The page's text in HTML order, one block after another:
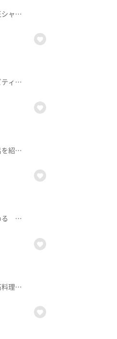
「サマースキージャンプ」など数多くの大会が開催されてきた山形市のアリオンテック蔵王シャンツェ。その裏側に森山アナウンサーが潜入。ジャンプ台に登ると、急な傾斜やその高さに驚きの連続です！2025年9月24日（水）放送
この秋おすすめ！小国町・ブナの森で楽しめるツアーをご紹介。絶景、グルメ、アクティビティなど盛りだくさんです！2025年9月10日（水）放送
ダイナミックなお風呂から家族で楽しむことができる貸切風呂まで山形県内の珍しいお風呂を紹介します。#和田孝太郎 #山形テレビ2025年8月27日（水）放送
いまの時期、夏を満喫している方も多いのではないでしょうか？今回は、山形の海で楽しめる ちょっと珍しいマリンスポーツを紹介します。夏の素敵な思い出になること、間違いなしです！2025年8月13日（水）放送
麩山アナウンサーが山形県の麩の生産が盛んな東根市六田地区に！焼き麩を作り、麩の懐石料理を味わうなど麩の魅力に迫ります！2025年8月6日（水）放送